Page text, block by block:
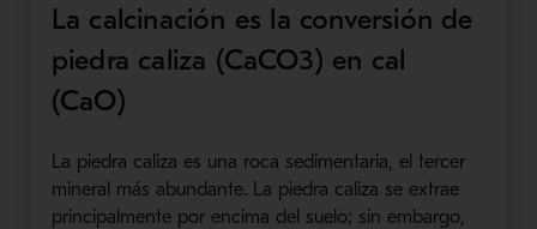
La calcinación es la conversión de
piedra caliza (CaCO3) en cal
(CaO)
La piedra caliza es una roca sedimentaria, el tercer
mineral más abundante. La piedra caliza se extrae
principalmente por encima del suelo; sin embargo,